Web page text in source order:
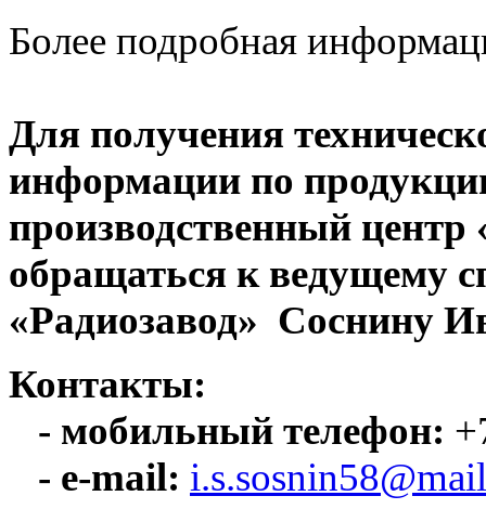
Более подробная
Для получения
информации по
производственный
обращаться к ведущему
«Радиозавод» Соснину
Контакты:
- мобильный телефон:
- e-mail: